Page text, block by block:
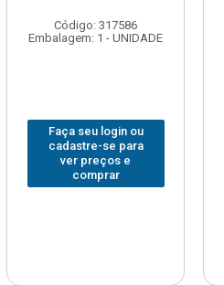
Código: 317586
Embalagem: 1 - UNIDADE
Faça seu login ou
cadastre-se para
ver preços e
comprar